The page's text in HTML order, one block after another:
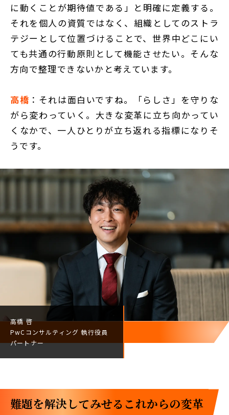
に動くことが期待値である」と明確に定義する。
それを個人の資質ではなく、組織としてのストラ
テジーとして位置づけることで、世界中どこにい
ても共通の行動原則として機能させたい。そんな
方向で整理できないかと考えています。
高橋 ：それは面白いですね。「らしさ」を守りな
がら変わっていく。大きな変革に立ち向かってい
くなかで、一人ひとりが立ち返れる指標になりそ
うです。
高橋 啓
PwCコンサルティング執行役員
パートナー
難題を解決してみせる――これからの変革